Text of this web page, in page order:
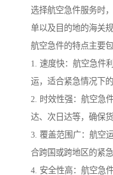
选择航空急件服务时
单以及目的地的海关
航空急件的特点主要
1. 速度快：航空急件
运，适合紧急情况下
2. 时效性强：航空急
达、次日达等，确保
3. 覆盖范围广：航空
合跨国或跨地区的紧急
4. 安全性高：航空急